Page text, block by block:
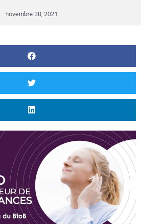
novembre 30, 2021